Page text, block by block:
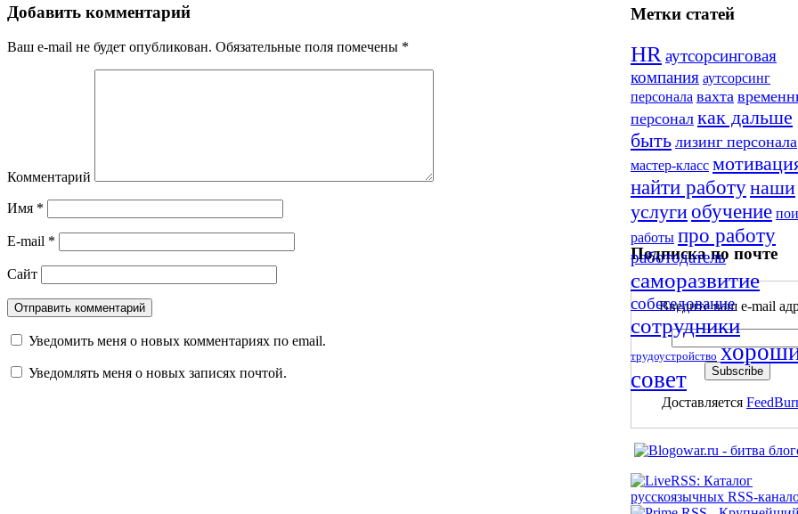
Добавить комментарий
Ваш e-mail не будет опубликован. Обязательные поля помечены *
Комментарий
Имя *
E-mail *
Сайт
Уведомить меня о новых комментариях по email.
Уведомлять меня о новых записях почтой.
Метки статей
HR аутсорсинговая
компания аутсорсинг
персонала вахта
персонал как дальше
быть лизинг персонала
мастер-класс
найти работунаши
услугиобучение
работы про работу
работодатель
саморазвитие
собеседование
сотрудники
трудоустройство
совет
Подписка по почте
Введите ваш e-mail
Доставляется